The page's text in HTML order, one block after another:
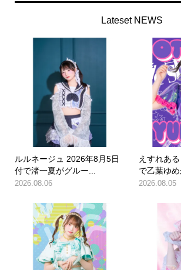
Lateset NEWS
ルルネージュ 2026年8月5日
付で渚一夏がグルー...
2026.08.06
えすれあ
で乙葉ゆ
2026.08.05